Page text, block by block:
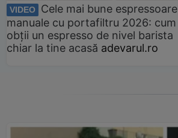
VIDEO
Cele mai bune espressoare
manuale cu portafiltru 2026: cum
obții un espresso de nivel barista
chiar la tine acasă adevarul.ro